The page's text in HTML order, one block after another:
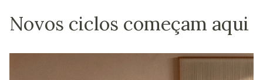
Novos ciclos começam aqui